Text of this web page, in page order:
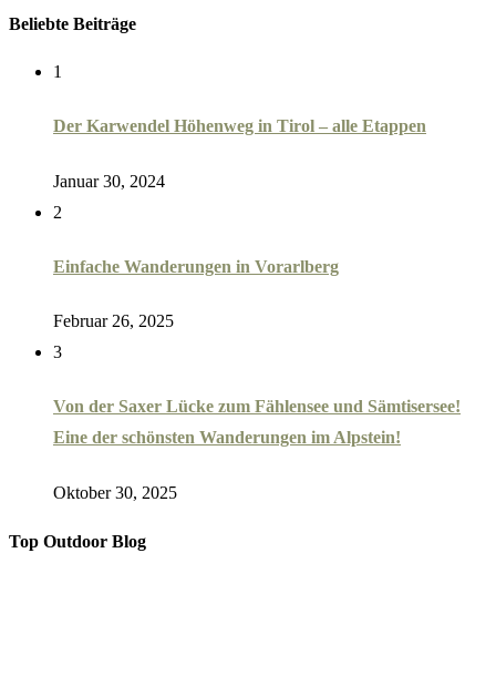
Beliebte Beiträge
1
Der Karwendel Höhenweg in Tirol – alle Etappen
Januar 30, 2024
2
Einfache Wanderungen in Vorarlberg
Februar 26, 2025
3
Von der Saxer Lücke zum Fählensee und Sämtisersee!
Eine der schönsten Wanderungen im Alpstein!
Oktober 30, 2025
Top Outdoor Blog